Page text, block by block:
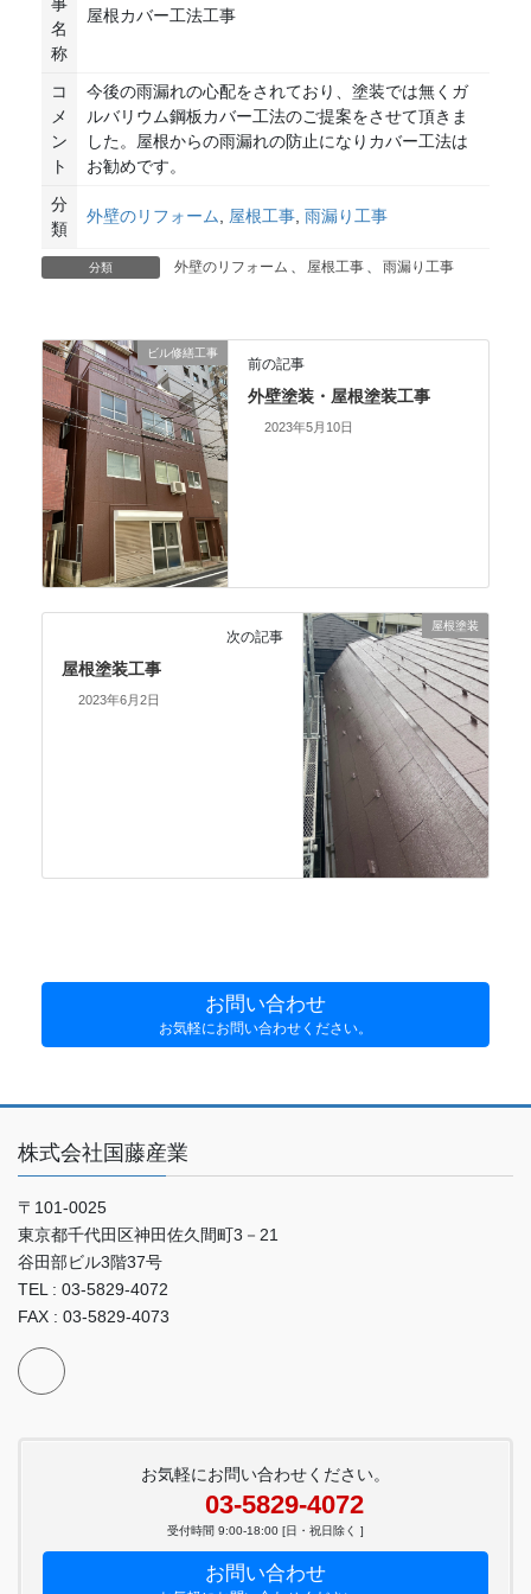
名
称
屋根カバー工法工事
コ
メ
ン
ト
今後の雨漏れの心配をされており、塗装では無くガ
ルバリウム鋼板カバー工法のご提案をさせて頂きま
した。屋根からの雨漏れの防止になりカバー工法は
お勧めです。
分
類
外壁のリフォーム 屋根工事, 雨漏り工事
分類 外壁のリフォーム 、 屋根工事 、 雨漏り工事
ビル修繕工事
前の記事
外壁塗装・屋根塗装工事
2023年5月10日
屋根塗装
次の記事
屋根塗装工事
2023年6月2日
お問い合わせ
お気軽にお問い合わせください。
株式会社国藤産業
〒101-0025
東京都千代田区神田佐久間町3－21
谷田部ビル3階37号
TEL : 03-5829-4072
FAX : 03-5829-4073
お気軽にお問い合わせください。
03-5829-4072
受付時間 9:00-18:00 [日・祝日除く ]
お問い合わせ